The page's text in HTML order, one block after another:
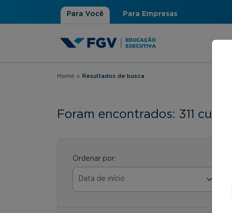
Para Você Para Empresas
Você está aqui
Home » Resultados de busca
Foram encontrados: 311 cursos
Ordenar por: